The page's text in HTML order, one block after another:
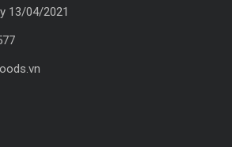
13/04/2021